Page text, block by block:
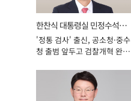
한찬식 대통령실 민정수석비
서관
'정통 검사' 출신, 공소청·중수
청 출범 앞두고 검찰개혁 완수